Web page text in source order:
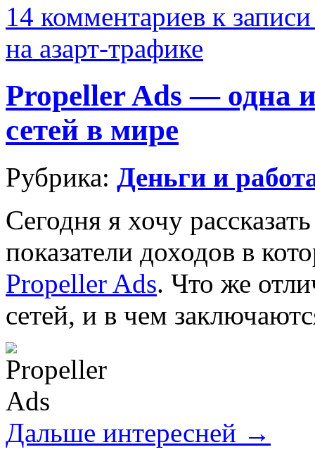
14 комментариев к
на азарт-трафике
Propeller Ads — одна
сетей в мире
Рубрика: Деньги и
Сегодня я хочу
показатели доходов в
Propeller Ads. Что же
сетей, и в чем
Дальше интересней →